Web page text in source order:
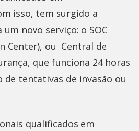
isso, tem surgido a
novo serviço: o SOC
Center), ou Central de
que funciona 24 horas
tentativas de invasão ou
qualificados em